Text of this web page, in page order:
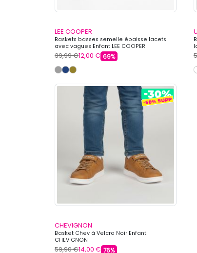
LEE COOPER
Baskets basses semelle épaisse lacets
avec vagues Enfant LEE COOPER
39,99 €12,00 € 69%
CHEVIGNON
Basket Chev à Velcro Noir Enfant
CHEVIGNON
59,90 €14,00 € 76%